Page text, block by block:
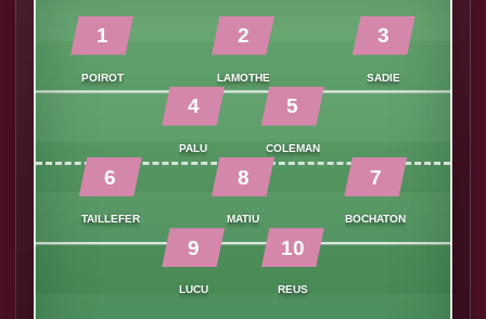
1
POIROT
2
LAMOTHE
3
SADIE
4
PALU
5
COLEMAN
6
TAILLEFER
7
BOCHATON
8
MATIU
9
LUCU
10
REUS